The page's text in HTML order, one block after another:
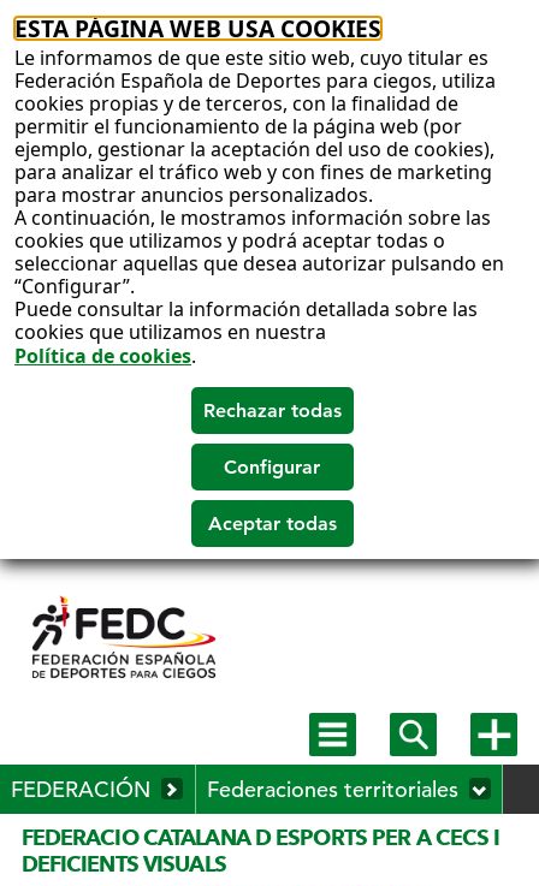
ESTA PÁGINA WEB USA COOKIES
Le informamos de que este sitio web, cuyo titular es
Federación Española de Deportes para ciegos, utiliza
cookies propias y de terceros, con la finalidad de
permitir el funcionamiento de la página web (por
ejemplo, gestionar la aceptación del uso de cookies),
para analizar el tráfico web y con fines de marketing
para mostrar anuncios personalizados.
A continuación, le mostramos información sobre las
cookies que utilizamos y podrá aceptar todas o
seleccionar aquellas que desea autorizar pulsando en
“Configurar”.
Puede consultar la información detallada sobre las
cookies que utilizamos en nuestra
Política de cookies.
Salto a
Mostrar
menú
Mostrar
buscadormás
FEDERACIÓN
Mostrar
submenú
desplegable
Federaciones territoriales
FEDERACIO CATALANA D ESPORTS PER A CECS I
DEFICIENTS VISUALS